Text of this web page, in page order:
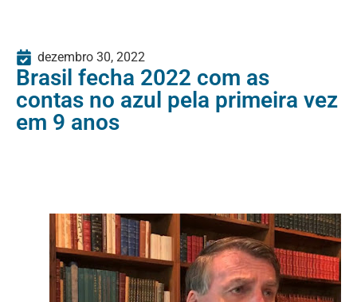
dezembro 30, 2022
Brasil fecha 2022 com as
contas no azul pela primeira vez
em 9 anos